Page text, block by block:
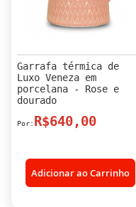
Garrafa térmica de
Luxo Veneza em
porcelana - Rose e
dourado
R$640,00
Adicionar ao Carrinho